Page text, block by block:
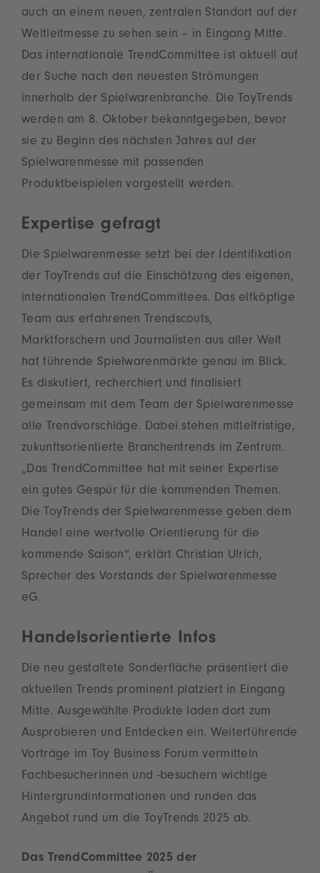
auch an einem neuen, zentralen Standort auf der
Weltleitmesse zu sehen sein – in Eingang Mitte.
Das internationale TrendCommittee ist aktuell auf
der Suche nach den neuesten Strömungen
innerhalb der Spielwarenbranche. Die ToyTrends
werden am 8. Oktober bekanntgegeben, bevor
sie zu Beginn des nächsten Jahres auf der
Spielwarenmesse mit passenden
Produktbeispielen vorgestellt werden.
Expertise gefragt
Die Spielwarenmesse setzt bei der Identifikation
der ToyTrends auf die Einschätzung des eigenen,
internationalen TrendCommittees. Das elfköpfige
Team aus erfahrenen Trendscouts,
Marktforschern und Journalisten aus aller Welt
hat führende Spielwarenmärkte genau im Blick.
Es diskutiert, recherchiert und finalisiert
gemeinsam mit dem Team der Spielwarenmesse
alle Trendvorschläge. Dabei stehen mittelfristige,
zukunftsorientierte Branchentrends im Zentrum.
„Das TrendCommittee hat mit seiner Expertise
ein gutes Gespür für die kommenden Themen.
Die ToyTrends der Spielwarenmesse geben dem
Handel eine wertvolle Orientierung für die
kommende Saison“, erklärt Christian Ulrich,
Sprecher des Vorstands der Spielwarenmesse
eG.
Handelsorientierte Infos
Die neu gestaltete Sonderfläche präsentiert die
aktuellen Trends prominent platziert in Eingang
Mitte. Ausgewählte Produkte laden dort zum
Ausprobieren und Entdecken ein. Weiterführende
Vorträge im Toy Business Forum vermitteln
Fachbesucherinnen und -besuchern wichtige
Hintergrundinformationen und runden das
Angebot rund um die ToyTrends 2025 ab.
Das TrendCommittee 2025 der